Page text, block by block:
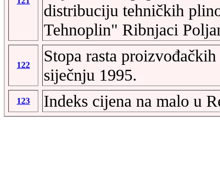
distribuciju tehničkih
Tehnoplin" Ribnjaci
122
Stopa rasta
siječnju 1995.
123 Indeks cijena na malo u